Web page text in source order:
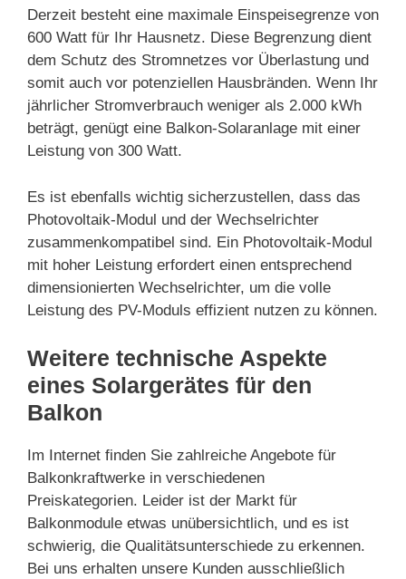
Derzeit besteht eine maximale Einspeisegrenze von
600 Watt für Ihr Hausnetz. Diese Begrenzung dient
dem Schutz des Stromnetzes vor Überlastung und
somit auch vor potenziellen Hausbränden. Wenn Ihr
jährlicher Stromverbrauch weniger als 2.000 kWh
beträgt, genügt eine Balkon-Solaranlage mit einer
Leistung von 300 Watt.
Es ist ebenfalls wichtig sicherzustellen, dass das
Photovoltaik-Modul und der Wechselrichter
zusammenkompatibel sind. Ein Photovoltaik-Modul
mit hoher Leistung erfordert einen entsprechend
dimensionierten Wechselrichter, um die volle
Leistung des PV-Moduls effizient nutzen zu können.
Weitere technische Aspekte
eines Solargerätes für den
Balkon
Im Internet finden Sie zahlreiche Angebote für
Balkonkraftwerke in verschiedenen
Preiskategorien. Leider ist der Markt für
Balkonmodule etwas unübersichtlich, und es ist
schwierig, die Qualitätsunterschiede zu erkennen.
Bei uns erhalten unsere Kunden ausschließlich